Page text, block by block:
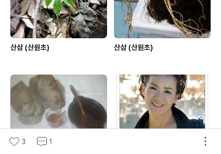
회에 의뢰한 후 판매를 하시..
산삼 (산원초) 산삼 (산원초)
코리아헌터 말굽버섯
트롯트의 여왕 문효주 가수 프로필
3 1